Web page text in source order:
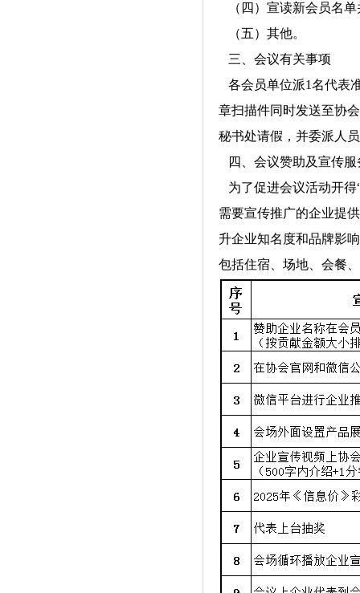
（四）宣读新会员名
（五）其他。
三、会议有关事项
各会员单位派1名代表
章扫描件同时发送至协
秘书处请假，并委派人
四、会议赞助及宣传服
为了促进会议活动开得
需要宣传推广的企业提
升企业知名度和品牌影
包括住宿、场地、会餐